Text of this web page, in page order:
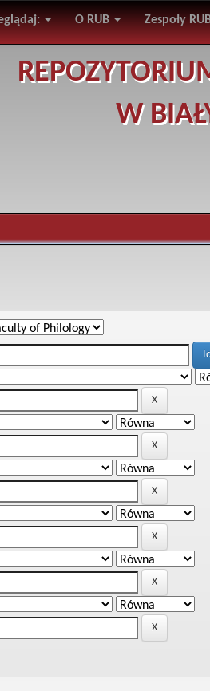
O RUB Zespoły
W